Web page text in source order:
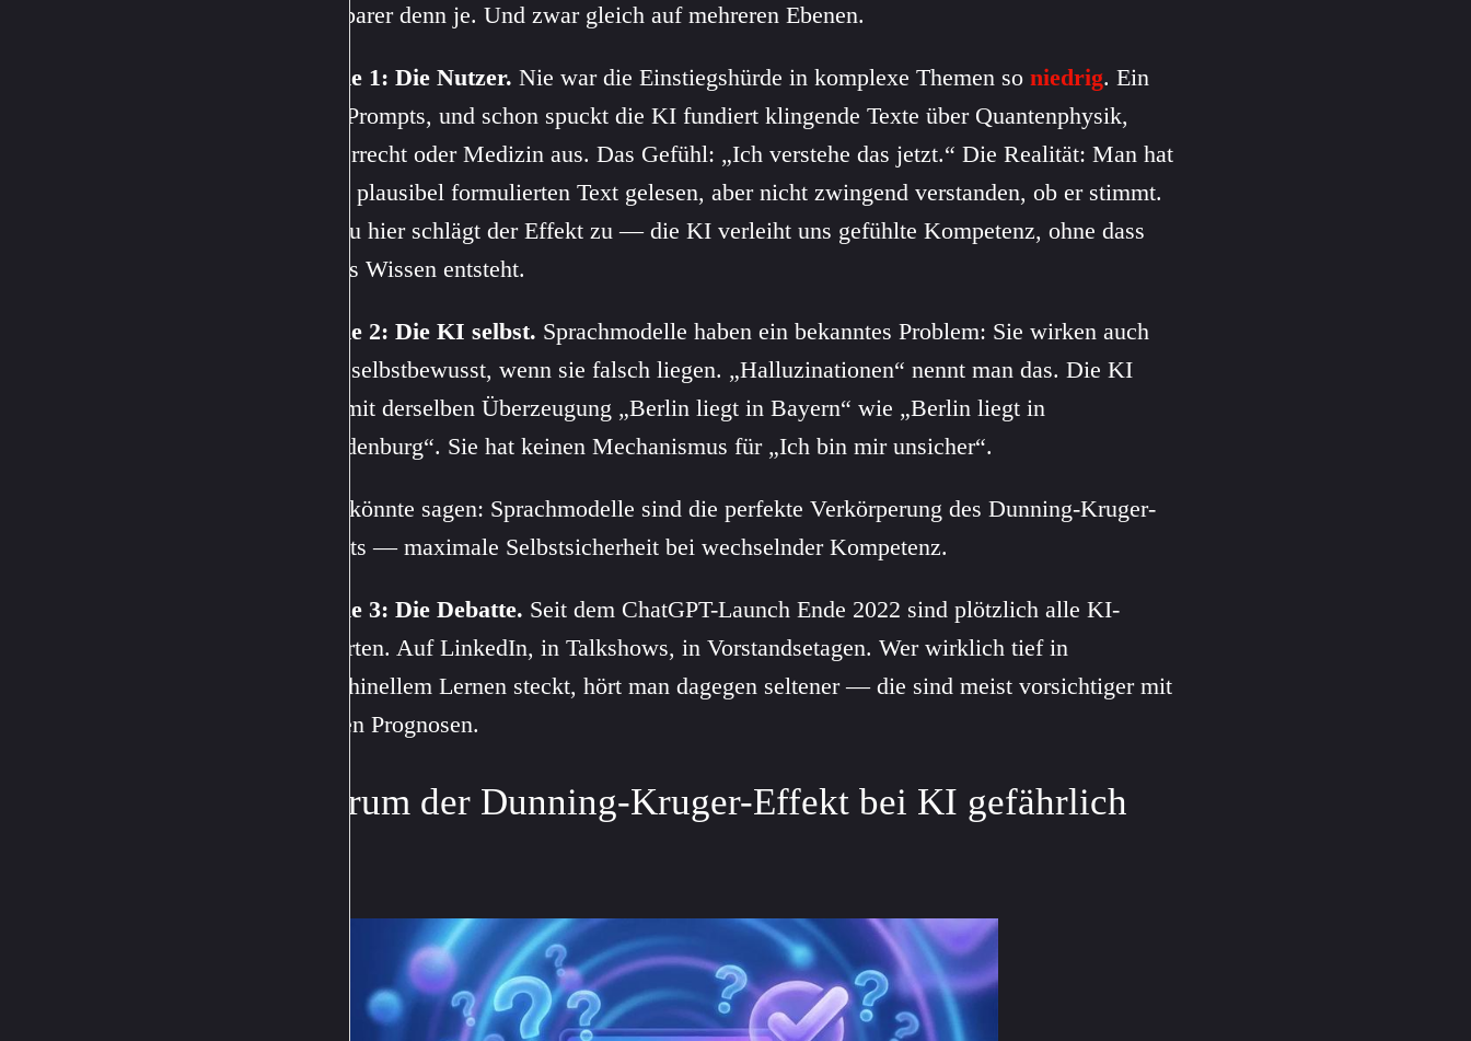
sichtbarer denn je. Und zwar gleich auf mehreren Ebenen.
Ebene 1: Die Nutzer. Nie war die Einstiegshürde in komplexe Themen so niedrig. Ein
paar Prompts, und schon spuckt die KI fundiert klingende Texte über Quantenphysik,
Steuerrecht oder Medizin aus. Das Gefühl: „Ich verstehe das jetzt.“ Die Realität: Man hat
einen plausibel formulierten Text gelesen, aber nicht zwingend verstanden, ob er stimmt.
Genau hier schlägt der Effekt zu — die KI verleiht uns gefühlte Kompetenz, ohne dass
echtes Wissen entsteht.
Ebene 2: Die KI selbst. Sprachmodelle haben ein bekanntes Problem: Sie wirken auch
dann selbstbewusst, wenn sie falsch liegen. „Halluzinationen“ nennt man das. Die KI
sagt mit derselben Überzeugung „Berlin liegt in Bayern“ wie „Berlin liegt in
Brandenburg“. Sie hat keinen Mechanismus für „Ich bin mir unsicher“.
Man könnte sagen: Sprachmodelle sind die perfekte Verkörperung des Dunning-Kruger-
Effekts — maximale Selbstsicherheit bei wechselnder Kompetenz.
Ebene 3: Die Debatte. Seit dem ChatGPT-Launch Ende 2022 sind plötzlich alle KI-
Experten. Auf LinkedIn, in Talkshows, in Vorstandsetagen. Wer wirklich tief in
maschinellem Lernen steckt, hört man dagegen seltener — die sind meist vorsichtiger mit
großen Prognosen.
Warum der Dunning-Kruger-Effekt bei KI gefährlich